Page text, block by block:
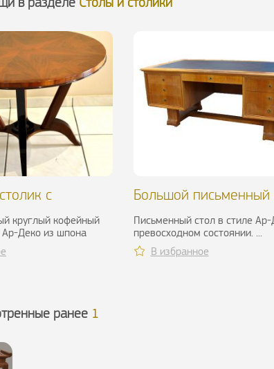
с
круглый кофейный
Ар-Деко из шпона
украшена
Большой письменный
Письменный стол в стиле Ар-
превосходном состоянии. ...
В избранное
ранее 1